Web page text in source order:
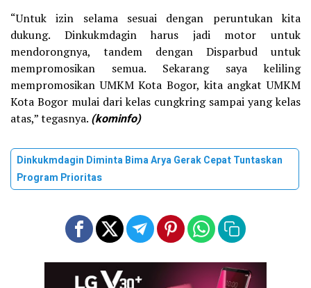
“Untuk izin selama sesuai dengan peruntukan kita
dukung. Dinkukmdagin harus jadi motor untuk
mendorongnya, tandem dengan Disparbud untuk
mempromosikan semua. Sekarang saya keliling
mempromosikan UMKM Kota Bogor, kita angkat UMKM
Kota Bogor mulai dari kelas cungkring sampai yang kelas
atas,” tegasnya. (kominfo)
Dinkukmdagin Diminta Bima Arya Gerak Cepat Tuntaskan
Program Prioritas